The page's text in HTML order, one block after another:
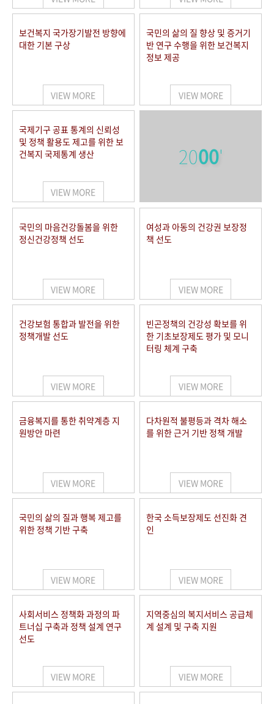
보건복지 국가장기발전 방향에
대한 기본 구상
VIEW MORE
국민의 삶의 질 향상 및 증거기
반 연구 수행을 위한 보건복지
정보 제공
VIEW MORE
국제기구 공표 통계의 신뢰성
및 정책 활용도 제고를 위한 보
건복지 국제통계 생산
VIEW MORE
2000'
국민의 마음건강돌봄을 위한
정신건강정책 선도
VIEW MORE
여성과 아동의 건강권 보장정
책 선도
VIEW MORE
건강보험 통합과 발전을 위한
정책개발 선도
VIEW MORE
빈곤정책의 건강성 확보를 위
한 기초보장제도 평가 및 모니
터링 체계 구축
VIEW MORE
금융복지를 통한 취약계층 지
원방안 마련
VIEW MORE
다차원적 불평등과 격차 해소
를 위한 근거 기반 정책 개발
VIEW MORE
국민의 삶의 질과 행복 제고를
위한 정책 기반 구축
VIEW MORE
한국 소득보장제도 선진화 견
인
VIEW MORE
사회서비스 정책화 과정의 파
트너십 구축과 정책 설계 연구
선도
VIEW MORE
지역중심의 복지서비스 공급체
계 설계 및 구축 지원
VIEW MORE